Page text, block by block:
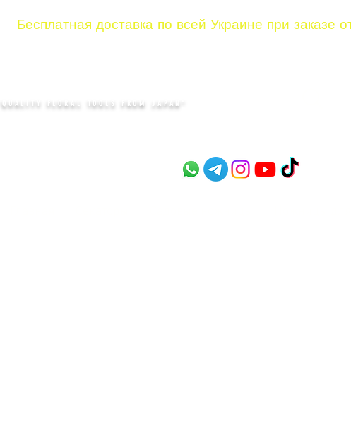
Бесплатная доставка по всей Украине при заказе
"QUALITY FLORAL TOOLS FROM JAPAN"​